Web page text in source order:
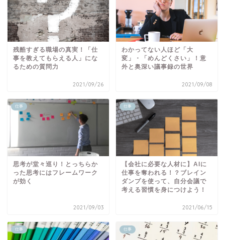
残酷すぎる職場の真実！「仕
事を教えてもらえる人」にな
るための質問力
2021/09/26
わかってない人ほど「大
変」・「めんどくさい」！意
外と奥深い議事録の世界
2021/09/08
仕事
思考が堂々巡り！とっちらか
った思考にはフレームワーク
が効く
2021/09/03
仕事
【会社に必要な人材に】AIに
仕事を奪われる！？ブレイン
ダンプを使って、自分会議で
考える習慣を身につけよう！
2021/06/15
仕事 仕事